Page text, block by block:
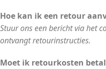
Hoe kan ik een retour
Stuur ons een bericht via het
ontvangt retourinstructies.
Moet ik retourkosten